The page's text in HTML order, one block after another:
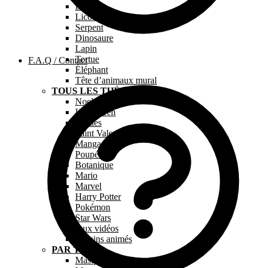
F.A.Q / Contact
Dragon
Licorne
Serpent
Dinosaure
Lapin
Tortue
Éléphant
Tête d’animaux mural
TOUS LES THÈMES
Noel
Halloween
Pâques
Saint Valentin
Manga
Poupée
Botanique
Mario
Marvel
Harry Potter
Pokémon
Star Wars
Jeux vidéos
Dessins animés
PAR TYPE
Masque en papier